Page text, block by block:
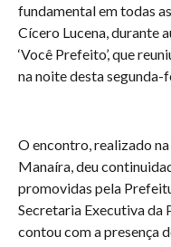
fundamental em todas
Cícero Lucena, durante
‘Você Prefeito’, que
na noite desta segunda-
O encontro, realizado
Manaíra, deu
promovidas pela
Secretaria Executiva da
contou com a presença